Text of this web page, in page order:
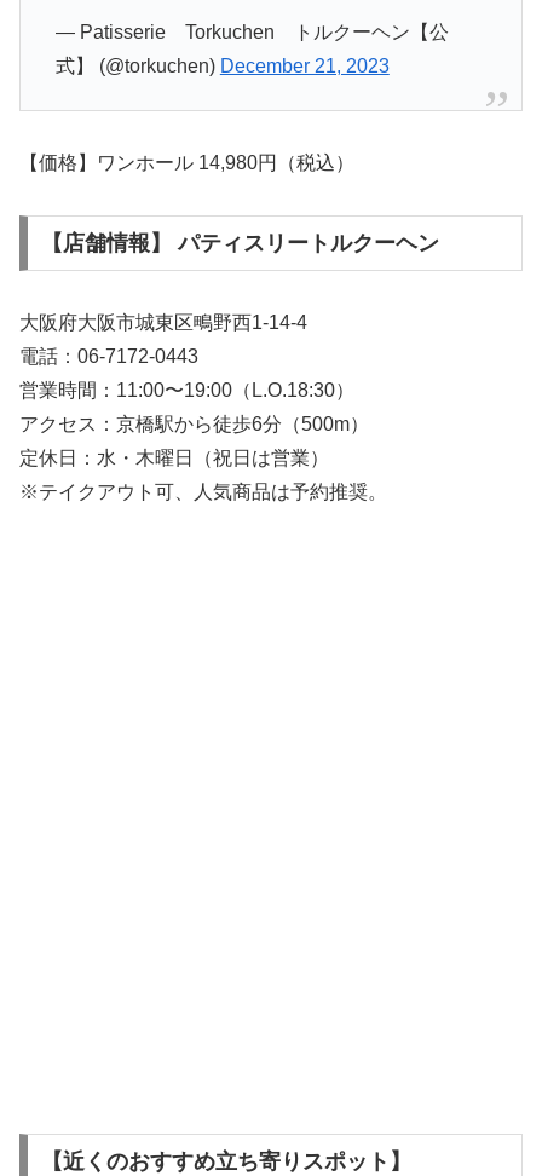
— Patisserie Torkuchen トルクーヘン【公
式】 (@torkuchen) December 21, 2023
【価格】ワンホール 14,980円（税込）
【店舗情報】 パティスリートルクーヘン
大阪府大阪市城東区鴫野西1-14-4
電話：06-7172-0443
営業時間：11:00〜19:00（L.O.18:30）
アクセス：京橋駅から徒歩6分（500m）
定休日：水・木曜日（祝日は営業）
※テイクアウト可、人気商品は予約推奨。
【近くのおすすめ立ち寄りスポット】